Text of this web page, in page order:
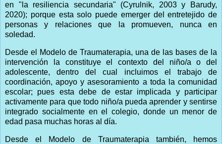
en "la resiliencia secundaria" (Cyrulnik, 2003 y Barudy,
2020); porque esta solo puede emerger del entretejido de
personas y relaciones que la promueven, nunca en
soledad.
Desde el Modelo de Traumaterapia, una de las bases de la
intervención la constituye el contexto del niño/a o del
adolescente, dentro del cual incluimos el trabajo de
coordinación, apoyo y asesoramiento a toda la comunidad
escolar; pues esta debe de estar implicada y participar
activamente para que todo niño/a pueda aprender y sentirse
integrado socialmente en el colegio, donde un menor de
edad pasa muchas horas al día.
Desde el Modelo de Traumaterapia también, hemos